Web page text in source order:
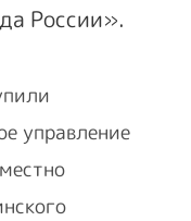
России».
управление